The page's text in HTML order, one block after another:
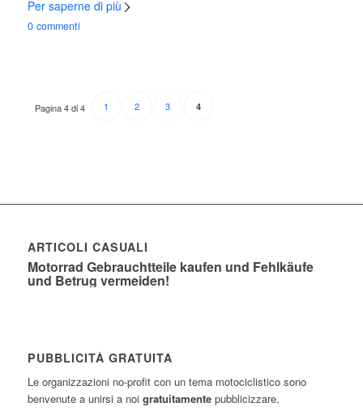
Per saperne di più
0 commenti
Pagina 4 di 4 1 2 3 4
ARTICOLI CASUALI
Motorrad Gebrauchtteile kaufen und Fehlkäufe
und Betrug vermeiden!
PUBBLICITÀ GRATUITA
Le organizzazioni no-profit con un tema motociclistico sono
benvenute a unirsi a noi gratuitamentepubblicizzare.